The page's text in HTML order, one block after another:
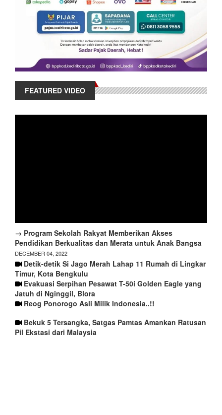
FEATURED VIDEO
→ Program Sekolah Rakyat Memberikan Akses
Pendidikan Berkualitas dan Merata untuk Anak Bangsa
DECEMBER 04, 2022
Detik-detik Si Jago Merah Lahap 11 Rumah di Lingkar
Timur, Kota Bengkulu
Evakuasi Serpihan Pesawat T-50i Golden Eagle yang
Jatuh di Nginggil, Blora
Reog Ponorogo Asli Milik Indonesia..!!
Bekuk 5 Tersangka, Satgas Pamtas Amankan Ratusan
Pil Ekstasi dari Malaysia